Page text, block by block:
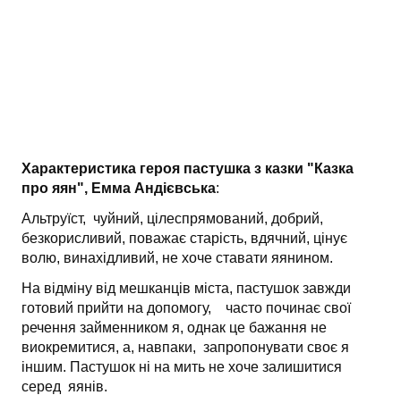
Характеристика героя пастушка з казки "Казка
про яян", Емма Андієвська:
Альтруїст, чуйний, цілеспрямований, добрий,
безкорисливий, поважає старість, вдячний, цінує
волю, винахідливий, не хоче ставати яянином.
На відміну від мешканців міста, пастушок завжди
готовий прийти на допомогу, часто починає свої
речення займенником я, однак це бажання не
виокремитися, а, навпаки, запропонувати своє я
іншим. Пастушок ні на мить не хоче залишитися
серед яянів.